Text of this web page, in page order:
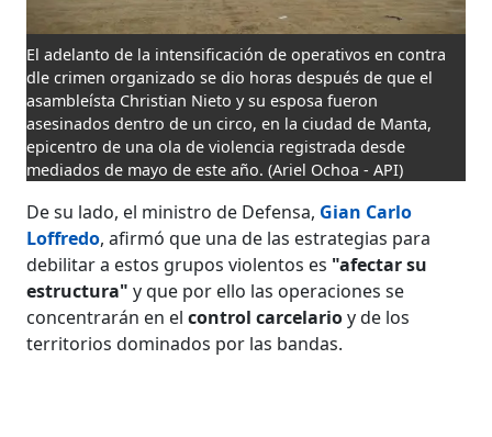
El adelanto de la intensificación de operativos en contra
dle crimen organizado se dio horas después de que el
asambleísta Christian Nieto y su esposa fueron
asesinados dentro de un circo, en la ciudad de Manta,
epicentro de una ola de violencia registrada desde
mediados de mayo de este año. (Ariel Ochoa - API)
De su lado, el ministro de Defensa, Gian Carlo
Loffredo, afirmó que una de las estrategias para
debilitar a estos grupos violentos es "afectar su
estructura"y que por ello las operaciones se
concentrarán en elcontrol carcelarioy de los
territorios dominados por las bandas.